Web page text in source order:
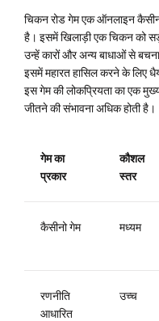
चिकन रोड गेम एक ऑनलाइन
है। इसमें खिलाड़ी एक चिकन को
उन्हें कारों और अन्य बाधाओं से
इसमें महारत हासिल करने के लिए
इस गेम की लोकप्रियता का एक
जीतने की संभावना अधिक होती है।
गेम का
प्रकार
कौशल
स्तर
कैसीनो गेम मध्यम
रणनीति
आधारित
उच्च